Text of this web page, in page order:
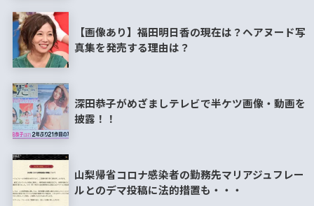
【画像あり】福田明日香の現在は？ヘアヌード写
真集を発売する理由は？
深田恭子がめざましテレビで半ケツ画像・動画を
披露！！
山梨帰省コロナ感染者の勤務先マリアジュフレー
ルとのデマ投稿に法的措置も・・・